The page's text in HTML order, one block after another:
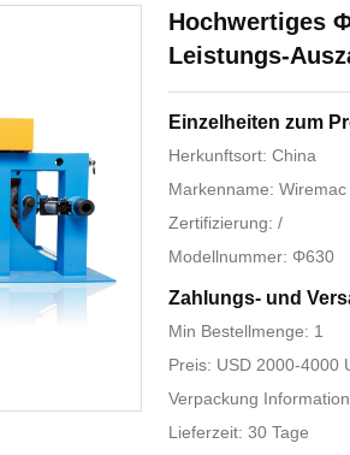
Hochwertiges
Leistungs-
Einzelheiten zum
Herkunftsort: China
Markenname: Wiremac
Zertifizierung: /
Modellnummer: Φ630
Zahlungs- und
Min Bestellmenge: 1
Preis: USD 2000-4000
Verpackung
Lieferzeit: 30 Tage